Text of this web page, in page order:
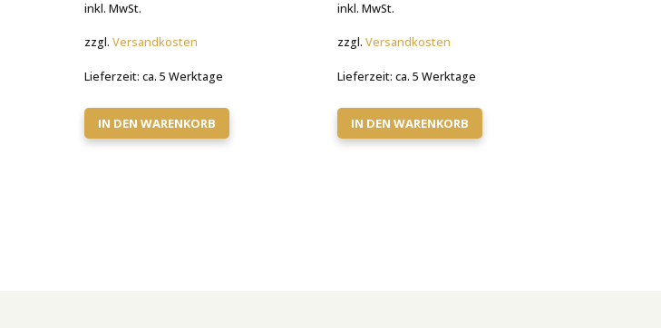
inkl. MwSt.
zzgl.Versandkosten
Lieferzeit:ca. 5 Werktage
IN DEN WARENKORB
inkl. MwSt.
zzgl.Versandkosten
Lieferzeit:ca. 5 Werktage
IN DEN WARENKORB